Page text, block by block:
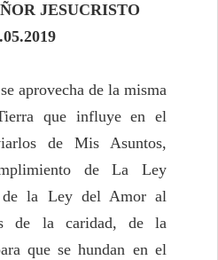
JESUCRISTO
aprovecha de la misma
que influye en el
de Mis Asuntos,
de La Ley
de la Ley del Amor al
de la caridad, de la
que se hundan en el